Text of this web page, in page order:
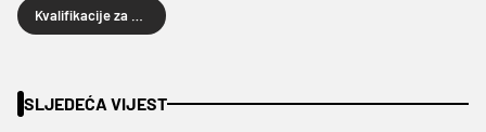
SLJEDEĆA VIJEST